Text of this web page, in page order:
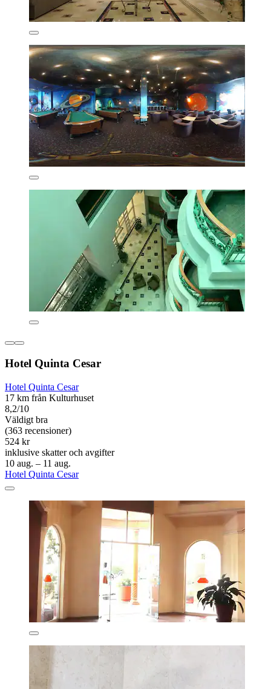
Hotel Quinta Cesar
Hotel Quinta Cesar
17 km från Kulturhuset
8,2/10
Väldigt bra
(363 recensioner)
524 kr
inklusive skatter och avgifter
10 aug. – 11 aug.
Hotel Quinta Cesar